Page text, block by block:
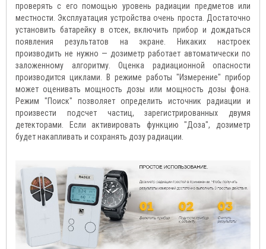
проверять с его помощью уровень радиации предметов или
местности. Эксплуатация устройства очень проста. Достаточно
установить батарейку в отсек, включить прибор и дождаться
появления результатов на экране. Никаких настроек
производить не нужно — дозиметр работает автоматически по
заложенному алгоритму. Оценка радиационной опасности
производится циклами. В режиме работы "Измерение" прибор
может оценивать мощность дозы или мощность дозы фона.
Режим "Поиск" позволяет определить источник радиации и
произвести подсчет частиц, зарегистрированных двумя
детекторами. Если активировать функцию "Доза", дозиметр
будет накапливать и сохранять дозу радиации.